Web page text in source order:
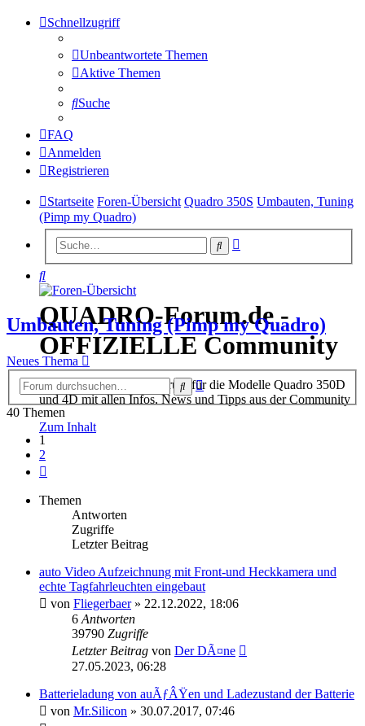
Schnellzugriff
Unbeantwortete Themen
Aktive Themen
Suche
FAQ
Anmelden
Registrieren
Startseite Foren-Übersicht Quadro 350S Umbauten, Tuning
(Pimp my Quadro)
Suche
Suche
QUADRO-Forum.de -
OFFIZIELLE Community
Das offizielle Quadro-Forum für die Modelle Quadro 350D
und 4D mit allen Infos, News und Tipps aus der Community
Zum Inhalt
Umbauten, Tuning (Pimp my Quadro)
Neues Thema
SucheErweiterte
Suche
40 Themen
1
2
Themen
Antworten
Zugriffe
Letzter Beitrag
auto Video Aufzeichnung mit Front-und Heckkamera und
echte Tagfahrleuchten eingebaut
von Fliegerbaer» 22.12.2022, 18:06
6 Antworten
39790 Zugriffe
Letzter Beitrag von Der DÃ¤ne
27.05.2023, 06:28
Batterieladung von auÃƒÂŸen und Ladezustand der Batterie
von Mr.Silicon » 30.07.2017, 07:46